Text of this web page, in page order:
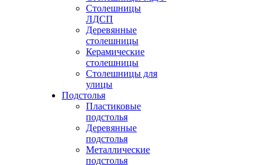
Столешницы
ЛДСП
Деревянные
столешницы
Керамические
столешницы
Столешницы для
улицы
Подстолья
Пластиковые
подстолья
Деревянные
подстолья
Металлические
подстолья